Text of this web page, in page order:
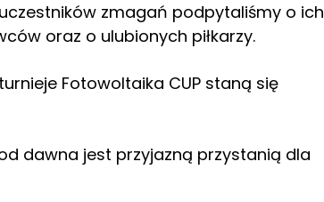
zmagań podpytaliśmy o ich
oraz o ulubionych piłkarzy.
Fotowoltaika CUP staną się
dawna jest przyjazną przystanią dla